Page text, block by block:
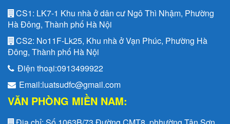
CS1: LK7-1 Khu nhà ở dân cư Ngô Thì Nhậm, Phường
Hà Đông, Thành phố Hà Nội
CS2: No11F-Lk25, Khu nhà ở Vạn Phúc, Phường Hà
Đông, Thành phố Hà Nội
Điện thoại:0913499922
Email:luatsudfc@gmail.com
VĂN PHÒNG MIỀN NAM: